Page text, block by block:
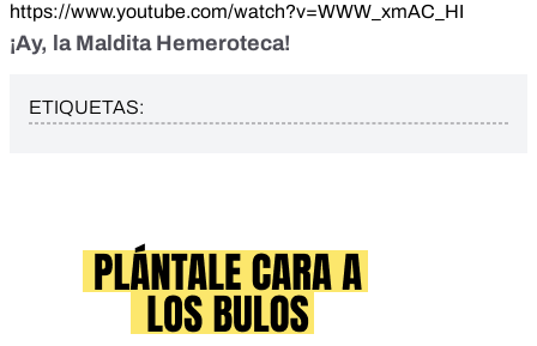
https://www.youtube.com/watch?v=WWW_xmAC_HI
¡Ay, la Maldita Hemeroteca!
ETIQUETAS: